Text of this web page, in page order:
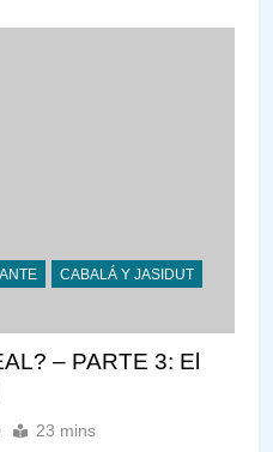
CABALÁ Y JASIDUT
– PARTE 3: El
23 mins